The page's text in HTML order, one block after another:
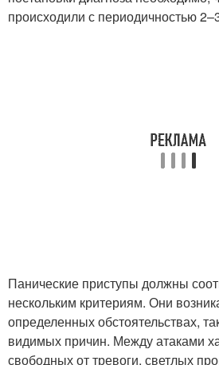
происходили с периодичностью
Панические приступы должны
нескольким критериям. Они
определенных обстоятельствах,
видимых причин. Между атаками
свободных от тревоги, светлых